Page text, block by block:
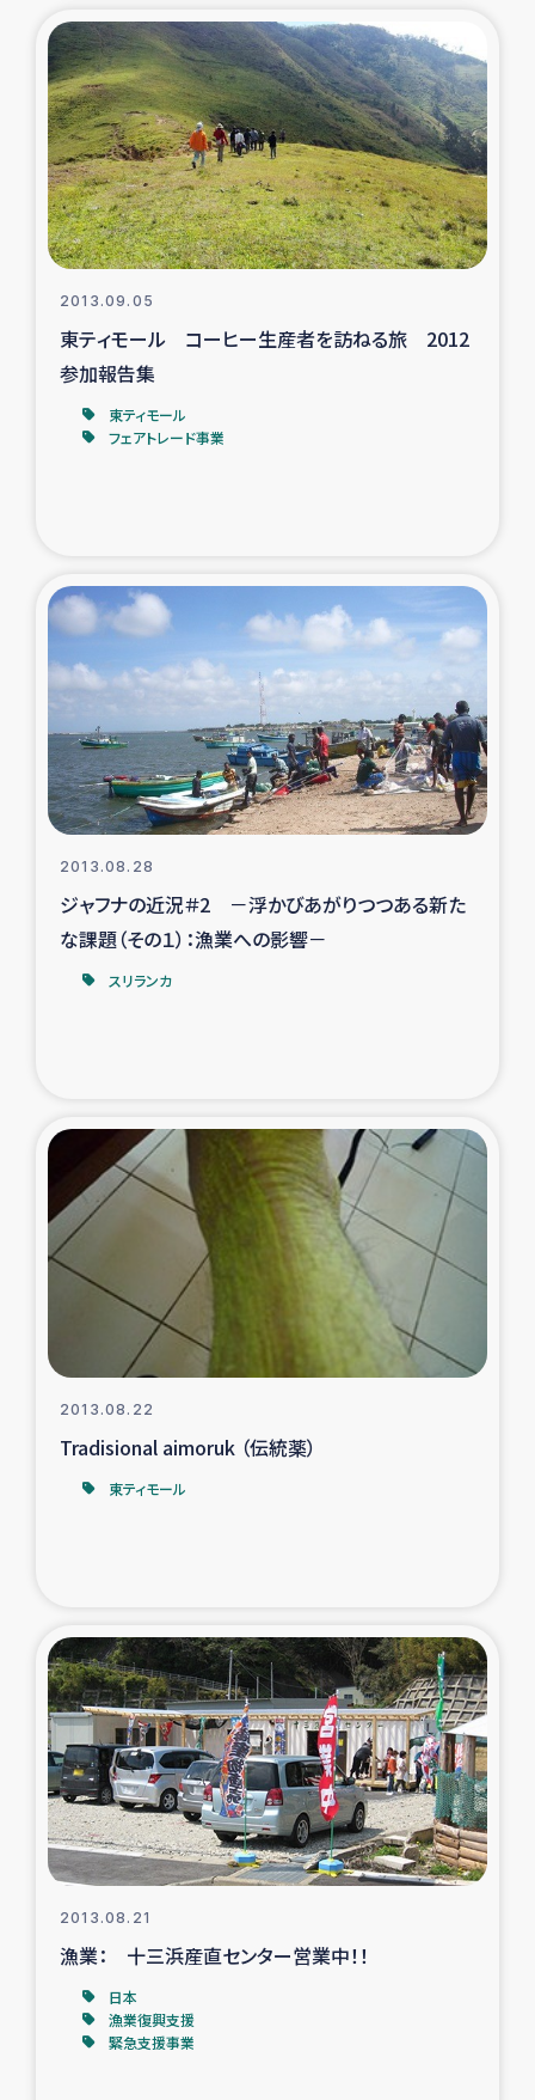
トルコ・シリア地震被災者支援
デニヤヤ小規模紅茶農家支援
コーヒー生産者支援
アイナロ県マウベシ郡でのコーヒー畑改善事業
ベイルート大規模爆発被災者支援
アグロフォレストリー（カカオ）事業
2013.09.05
東ティモール コーヒー生産者を訪ねる旅 2012
参加報告集
東ティモール
フェアトレード事業
2013.08.28
ジャフナの近況＃2 －浮かびあがりつつある新た
な課題（その１）：漁業への影響－
スリランカ
2013.08.22
Tradisional aimoruk （伝統薬）
東ティモール
2013.08.21
漁業： 十三浜産直センター営業中！！
日本
漁業復興支援
緊急支援事業